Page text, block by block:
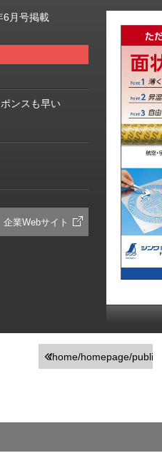
6月号掲載
ンスも早い
企業Webサイト
/home/homepage/